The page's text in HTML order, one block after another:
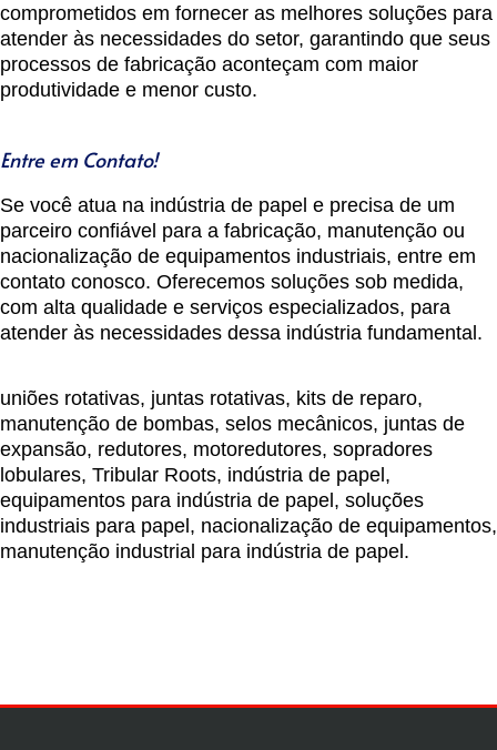
comprometidos em fornecer as melhores soluções para
atender às necessidades do setor, garantindo que seus
processos de fabricação aconteçam com maior
produtividade e menor custo.
Entre em Contato!
Se você atua na indústria de papel e precisa de um
parceiro confiável para a fabricação, manutenção ou
nacionalização de equipamentos industriais, entre em
contato conosco. Oferecemos soluções sob medida,
com alta qualidade e serviços especializados, para
atender às necessidades dessa indústria fundamental.
uniões rotativas, juntas rotativas, kits de reparo,
manutenção de bombas, selos mecânicos, juntas de
expansão, redutores, motoredutores, sopradores
lobulares, Tribular Roots, indústria de papel,
equipamentos para indústria de papel, soluções
industriais para papel, nacionalização de equipamentos,
manutenção industrial para indústria de papel.